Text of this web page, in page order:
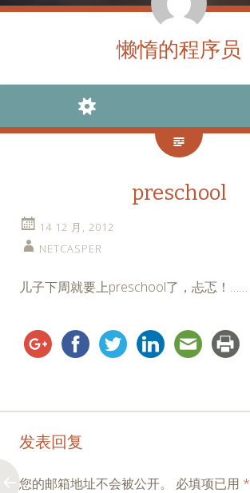
懒惰的程序员
WIDGETS
SEARCH
preschool
14 12 月, 2012
NETCASPER
儿子下周就要上preschool了，忐忑！……
Post
navigation
发表回复
您的邮箱地址不会被公开。 必填项已用 *